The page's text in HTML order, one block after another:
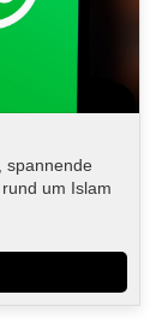
spannende
um Islam